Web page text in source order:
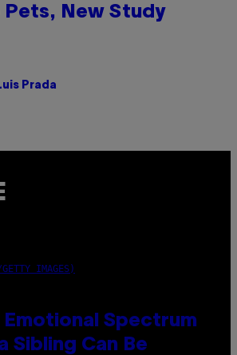
Pets, New Study
Prada
IMAGES)
Emotional Spectrum
Sibling Can Be